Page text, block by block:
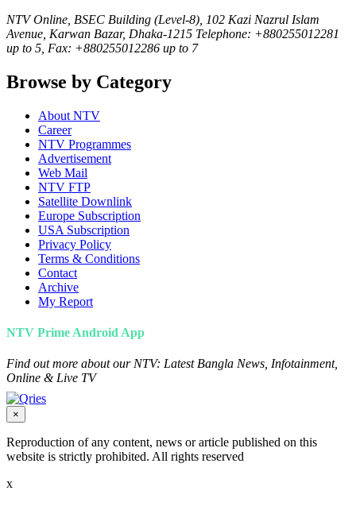
NTV Online, BSEC Building (Level-8), 102 Kazi Nazrul Islam
Avenue, Karwan Bazar, Dhaka-1215 Telephone: +880255012281
up to 5, Fax: +880255012286 up to 7
Browse by Category
About NTV
Career
NTV Programmes
Advertisement
Web Mail
NTV FTP
Satellite Downlink
Europe Subscription
USA Subscription
Privacy Policy
Terms & Conditions
Contact
Archive
My Report
NTV Prime Android App
Find out more about our NTV: Latest Bangla News, Infotainment,
Online & Live TV
×
Reproduction of any content, news or article published on this
website is strictly prohibited. All rights reserved
x